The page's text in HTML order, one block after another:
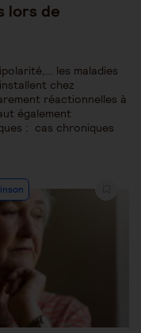
lors de
les maladies
chez
réactionnelles à
également
: cas chroniques